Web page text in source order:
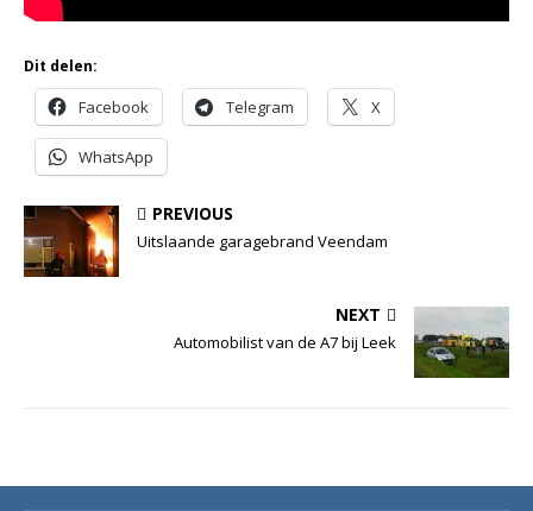
Dit delen:
Facebook Telegram X
WhatsApp
PREVIOUS
Uitslaande garagebrand Veendam
NEXT
Automobilist van de A7 bij Leek